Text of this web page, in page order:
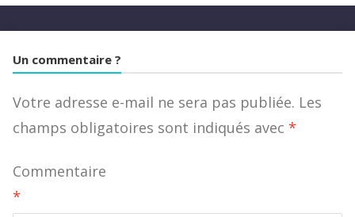
Un commentaire ?
Votre adresse e-mail ne sera pas publiée. Les
champs obligatoires sont indiqués avec *
Commentaire
*